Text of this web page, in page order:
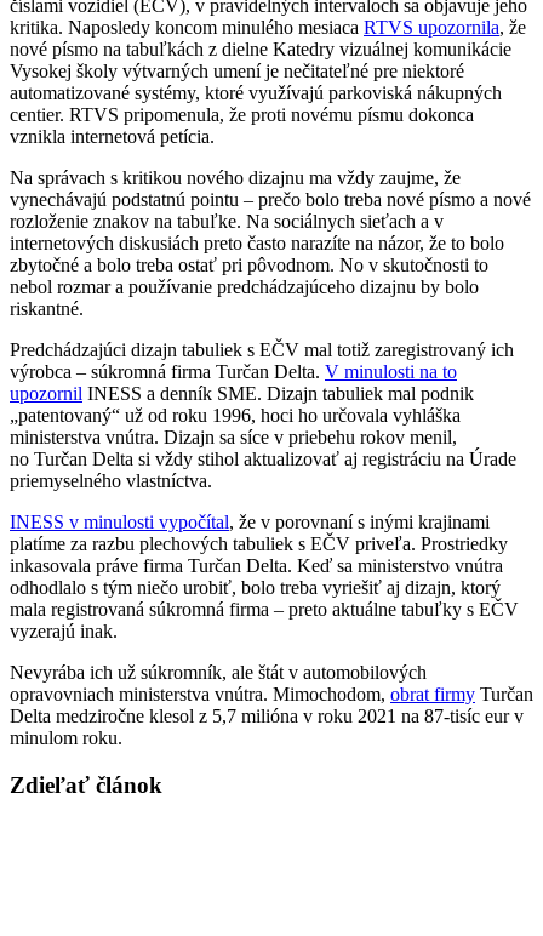
číslami vozidiel (EČV), v pravidelných intervaloch sa objavuje jeho
kritika. Naposledy koncom minulého mesiaca RTVS upozornila, že
nové písmo na tabuľkách z dielne Katedry vizuálnej komunikácie
Vysokej školy výtvarných umení je nečitateľné pre niektoré
automatizované systémy, ktoré využívajú parkoviská nákupných
centier. RTVS pripomenula, že proti novému písmu dokonca
vznikla internetová petícia.
Na správach s kritikou nového dizajnu ma vždy zaujme, že
vynechávajú podstatnú pointu – prečo bolo treba nové písmo a nové
rozloženie znakov na tabuľke. Na sociálnych sieťach a v
internetových diskusiách preto často narazíte na názor, že to bolo
zbytočné a bolo treba ostať pri pôvodnom. No v skutočnosti to
nebol rozmar a používanie predchádzajúceho dizajnu by bolo
riskantné.
Predchádzajúci dizajn tabuliek s EČV mal totiž zaregistrovaný ich
výrobca – súkromná firma Turčan Delta. V minulosti na to
upozornil INESS a denník SME. Dizajn tabuliek mal podnik
„patentovaný“ už od roku 1996, hoci ho určovala vyhláška
ministerstva vnútra. Dizajn sa síce v priebehu rokov menil,
no Turčan Delta si vždy stihol aktualizovať aj registráciu na Úrade
priemyselného vlastníctva.
INESS v minulosti vypočítal, že v porovnaní s inými krajinami
platíme za razbu plechových tabuliek s EČV priveľa. Prostriedky
inkasovala práve firma Turčan Delta. Keď sa ministerstvo vnútra
odhodlalo s tým niečo urobiť, bolo treba vyriešiť aj dizajn, ktorý
mala registrovaná súkromná firma – preto aktuálne tabuľky s EČV
vyzerajú inak.
Nevyrába ich už súkromník, ale štát v automobilových
opravovniach ministerstva vnútra. Mimochodom, obrat firmy Turčan
Delta medziročne klesol z 5,7 milióna v roku 2021 na 87-tisíc eur v
minulom roku.
Zdieľať článok